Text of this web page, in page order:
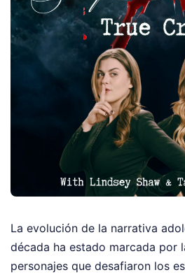
La evolución de la narrativa
década ha estado marcada por
personajes que desafiaron los